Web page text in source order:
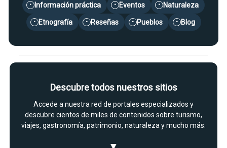
• Información práctica • Eventos • Naturaleza
• Etnografía • Reseñas • Pueblos • Blog
Descubre todos nuestros sitios
Accede a nuestra red de portales especializados y
descubre cientos de miles de contenidos sobre turismo,
viajes, gastronomía, patrimonio, naturaleza y mucho más.